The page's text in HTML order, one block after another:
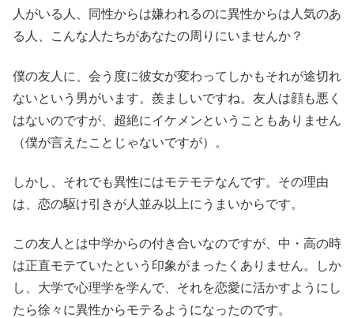
人がいる人、同性からは嫌われるのに異性からは人気のあ
る人、こんな人たちがあなたの周りにいませんか？
僕の友人に、会う度に彼女が変わってしかもそれが途切れ
ないという男がいます。羨ましいですね。友人は顔も悪く
はないのですが、超絶にイケメンということもありません
（僕が言えたことじゃないですが）。
しかし、それでも異性にはモテモテなんです。その理由
は、恋の駆け引きが人並み以上にうまいからです。
この友人とは中学からの付き合いなのですが、中・高の時
は正直モテていたという印象がまったくありません。しか
し、大学で心理学を学んで、それを恋愛に活かすようにし
たら徐々に異性からモテるようになったのです。